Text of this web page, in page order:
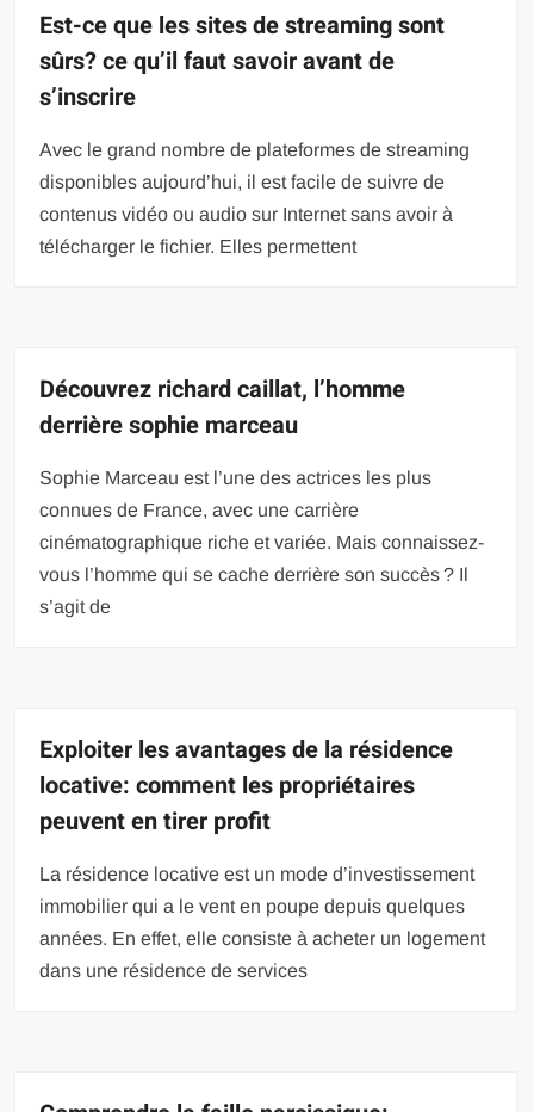
Est-ce que les sites de streaming sont
sûrs? ce qu’il faut savoir avant de
s’inscrire
Avec le grand nombre de plateformes de streaming
disponibles aujourd’hui, il est facile de suivre de
contenus vidéo ou audio sur Internet sans avoir à
télécharger le fichier. Elles permettent
Découvrez richard caillat, l’homme
derrière sophie marceau
Sophie Marceau est l’une des actrices les plus
connues de France, avec une carrière
cinématographique riche et variée. Mais connaissez-
vous l’homme qui se cache derrière son succès ? Il
s’agit de
Exploiter les avantages de la résidence
locative: comment les propriétaires
peuvent en tirer profit
La résidence locative est un mode d’investissement
immobilier qui a le vent en poupe depuis quelques
années. En effet, elle consiste à acheter un logement
dans une résidence de services